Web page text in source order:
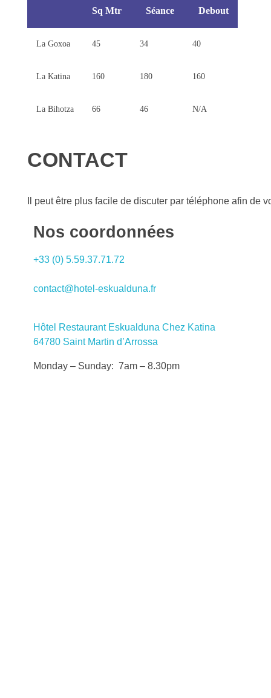
Sq Mtr Séance Debout
La Goxoa 45 34 40
La Katina 160 180 160
La Bihotza 66 46 N/A
CONTACT
Il peut être plus facile de discuter par téléphone afin de
Nos coordonnées
+33 (0) 5.59.37.71.72
contact@hotel-eskualduna.fr
Hôtel Restaurant Eskualduna Chez Katina
64780 Saint Martin d’Arrossa
Monday – Sunday: 7am – 8.30pm